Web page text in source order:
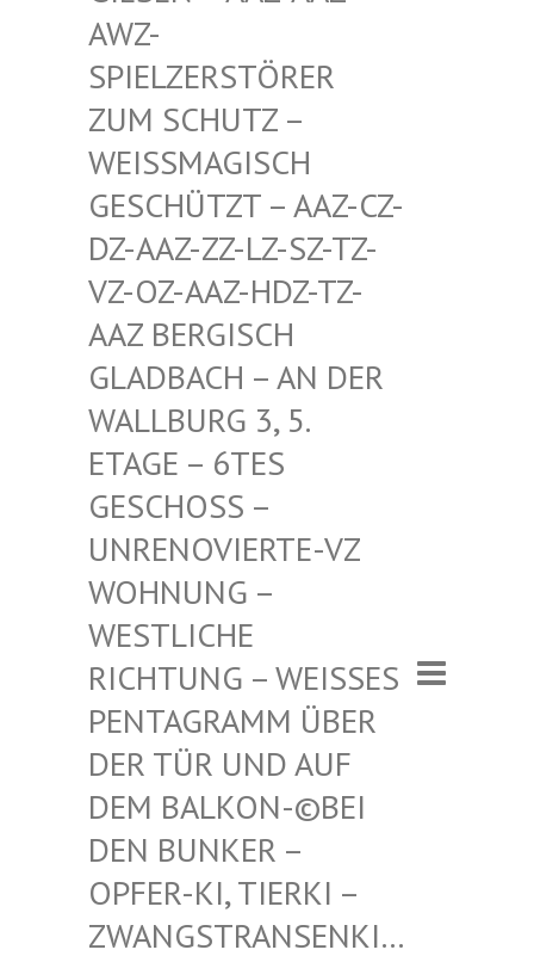
PIEL
ZERSTÖRER ZUM S
CHUTZ – WEISSM
AGISCH GESCHÜ
TZT – AAZ-CZ-DZ-AAZ
-ZZ-LZ-SZ-TZ-VZ-OZ-
AAZ-HDZ-TZ-AAZ BE
RGISCH GLADBA
CH – AN DER WALLBU
RG 3, 5. ETAGE
– 6TES GESCHO
SS – UNRENO
VIERTE-VZ WOHNUN
G – WESTLI
CHE RICHTU
NG – WEISSES PENTAGR
AMM ÜBER DER TÜR
UND AUF DEM BAL
KON-©BEI DEN BUN
KER – OPFER-K
I, TIERKI – ZWANGST
RANSENKI… – ZWANG